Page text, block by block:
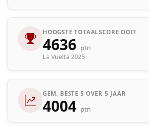
HOOGSTE TOTAALSCORE OOIT
4636 ptn
La Vuelta 2025
GEM. BESTE 5 OVER 5 JAAR
4004 ptn